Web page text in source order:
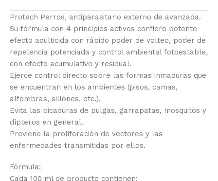
Protech Perros, antiparasitario externo de avanzada.
Su fórmula con 4 principios activos confiere potente
efecto adulticida con rápido poder de volteo, poder de
repelencia potenciada y control ambiental fotoestable,
con efecto acumulativo y residual.
Ejerce control directo sobre las formas inmaduras que
se encuentran en los ambientes (pisos, camas,
alfombras, sillones, etc.).
Evita las picaduras de pulgas, garrapatas, mosquitos y
dípteros en general.
Previene la proliferación de vectores y las
enfermedades transmitidas por ellos.
Fórmula:
Cada 100 ml de producto contienen: